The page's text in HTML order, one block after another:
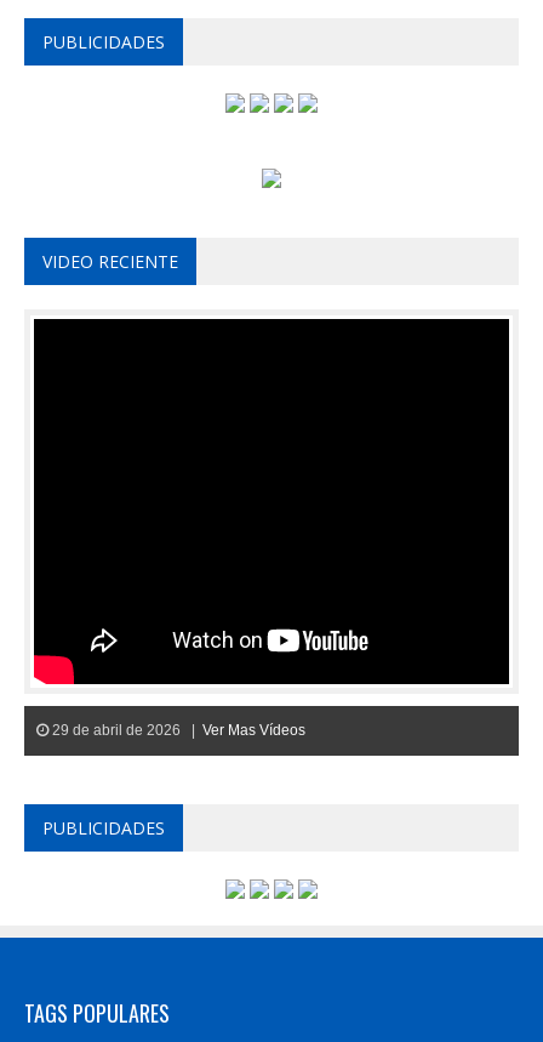
PUBLICIDADES
VIDEO RECIENTE
29 de abril de 2026 | Ver Mas Vídeos
PUBLICIDADES
TAGS POPULARES